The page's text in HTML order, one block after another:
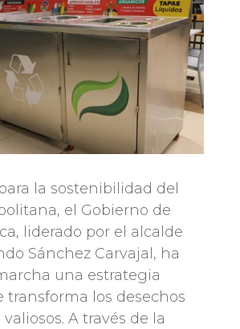
la sostenibilidad del
el Gobierno de
liderado por el alcalde
Sánchez Carvajal, ha
una estrategia
transforma los desechos
A través de la